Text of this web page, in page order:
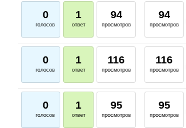
0
голосов
1
ответ
94
просмотров
94
просмотров
0
голосов
1
ответ
116
просмотров
116
просмотров
0
голосов
1
ответ
95
просмотров
95
просмотров